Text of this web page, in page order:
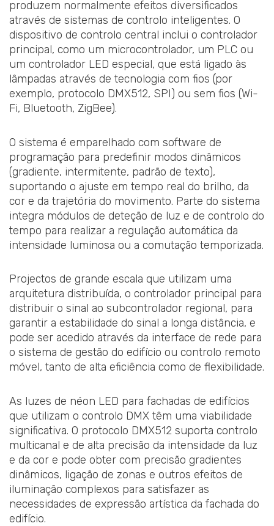
produzem normalmente efeitos diversificados
através de sistemas de controlo inteligentes. O
dispositivo de controlo central inclui o controlador
principal, como um microcontrolador, um PLC ou
um controlador LED especial, que está ligado às
lâmpadas através de tecnologia com fios (por
exemplo, protocolo DMX512, SPI) ou sem fios (Wi-
Fi, Bluetooth, ZigBee).
O sistema é emparelhado com software de
programação para predefinir modos dinâmicos
(gradiente, intermitente, padrão de texto),
suportando o ajuste em tempo real do brilho, da
cor e da trajetória do movimento. Parte do sistema
integra módulos de deteção de luz e de controlo do
tempo para realizar a regulação automática da
intensidade luminosa ou a comutação temporizada.
Projectos de grande escala que utilizam uma
arquitetura distribuída, o controlador principal para
distribuir o sinal ao subcontrolador regional, para
garantir a estabilidade do sinal a longa distância, e
pode ser acedido através da interface de rede para
o sistema de gestão do edifício ou controlo remoto
móvel, tanto de alta eficiência como de flexibilidade.
As luzes de néon LED para fachadas de edifícios
que utilizam o controlo DMX têm uma viabilidade
significativa. O protocolo DMX512 suporta controlo
multicanal e de alta precisão da intensidade da luz
e da cor e pode obter com precisão gradientes
dinâmicos, ligação de zonas e outros efeitos de
iluminação complexos para satisfazer as
necessidades de expressão artística da fachada do
edifício.